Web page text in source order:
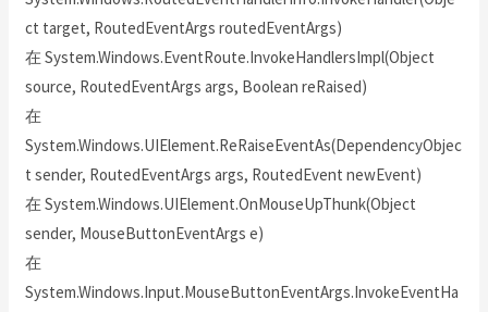
ct target, RoutedEventArgs routedEventArgs)
在 System.Windows.EventRoute.InvokeHandlersImpl(Object
source, RoutedEventArgs args, Boolean reRaised)
在
System.Windows.UIElement.ReRaiseEventAs(DependencyObjec
t sender, RoutedEventArgs args, RoutedEvent newEvent)
在 System.Windows.UIElement.OnMouseUpThunk(Object
sender, MouseButtonEventArgs e)
在
System.Windows.Input.MouseButtonEventArgs.InvokeEventHa